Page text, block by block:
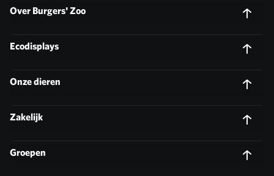
Over Burgers' Zoo
Ecodisplays
Onze dieren
Zakelijk
Groepen